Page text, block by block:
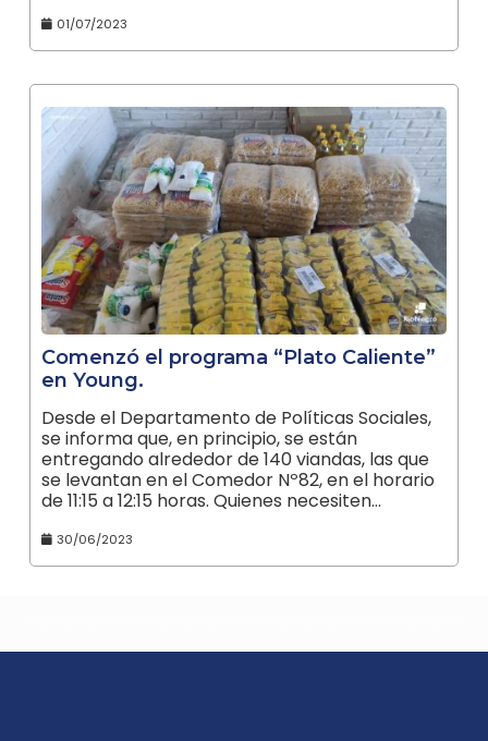
01/07/2023
Comenzó el programa “Plato Caliente”
en Young.
Desde el Departamento de Políticas Sociales,
se informa que, en principio, se están
entregando alrededor de 140 viandas, las que
se levantan en el Comedor Nº82, en el horario
de 11:15 a 12:15 horas. Quienes necesiten…
30/06/2023